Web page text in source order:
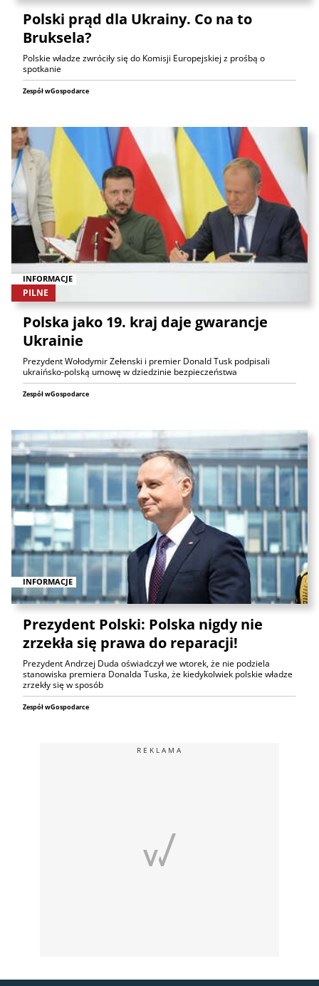
Polski prąd dla Ukrainy. Co na to
Bruksela?
Polskie władze zwróciły się do Komisji Europejskiej z prośbą o
spotkanie
Zespół wGospodarce
INFORMACJE
PILNE
Polska jako 19. kraj daje gwarancje
Ukrainie
Prezydent Wołodymir Zełenski i premier Donald Tusk podpisali
ukraińsko-polską umowę w dziedzinie bezpieczeństwa
Zespół wGospodarce
INFORMACJE
Prezydent Polski: Polska nigdy nie
zrzekła się prawa do reparacji!
Prezydent Andrzej Duda oświadczył we wtorek, że nie podziela
stanowiska premiera Donalda Tuska, że kiedykolwiek polskie władze
zrzekły się w sposób
Zespół wGospodarce
REKLAMA